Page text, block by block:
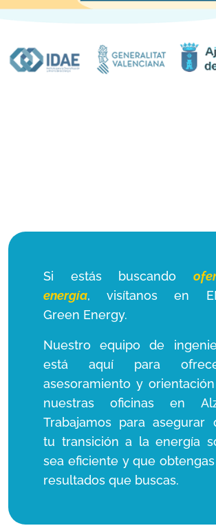
Si estás buscando
energía, visítanos en
Green Energy.
Nuestro equipo de
está aquí para
asesoramiento y
nuestras oficinas en
Trabajamos para asegurar
tu transición a la energía
sea eficiente y que
resultados que buscas.